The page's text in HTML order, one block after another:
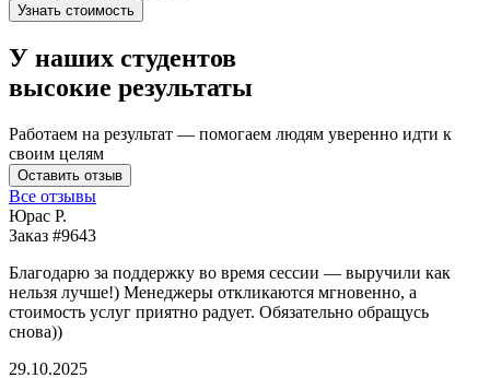
Узнать стоимость
У наших студентов
высокие результаты
Работаем на результат — помогаем людям уверенно идти к
своим целям
Оставить отзыв
Все отзывы
Юрас Р.
Заказ #9643
Благодарю за поддержку во время сессии — выручили как
нельзя лучше!) Менеджеры откликаются мгновенно, а
стоимость услуг приятно радует. Обязательно обращусь
снова))
29.10.2025